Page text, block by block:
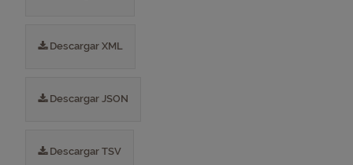
Descargar XML
Descargar JSON
Descargar TSV